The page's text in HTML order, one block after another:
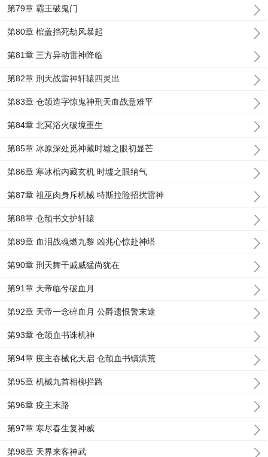
第79章 霸王破鬼门
第80章 棺盖挡死劫风暴起
第81章 三方异动雷神降临
第82章 刑天战雷神轩辕四灵出
第83章 仓颉造字惊鬼神刑天血战意难平
第84章 北冥浴火破境重生
第85章 冰原深处觅神藏时墟之眼初显芒
第86章 寒冰棺内藏玄机 时墟之眼纳气
第87章 祖巫肉身斥机械 特斯拉险招扰雷神
第88章 仓颉书文护轩辕
第89章 血泪战魂燃九黎 凶兆心惊赴神塔
第90章 刑天舞干戚威猛尚犹在
第91章 天帝临兮破血月
第92章 天帝一念碎血月 公爵遗恨警末途
第93章 仓颉血书诛机神
第94章 疫主吞械化天启 仓颉血书镇洪荒
第95章 机械九首相柳拦路
第96章 疫主末路
第97章 寒尽春生复神威
第98章 天界来客神武